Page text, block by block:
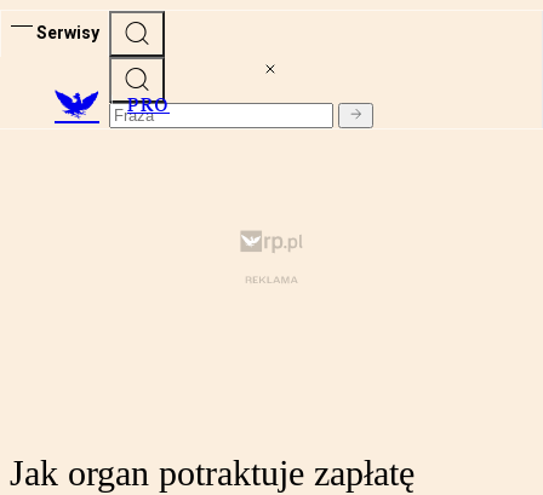
Serwisy
PRO
Jak organ potraktuje zapłatę